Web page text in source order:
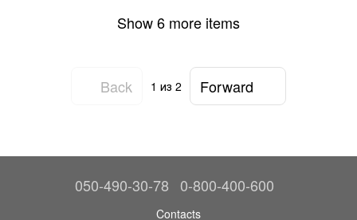
Show 6 more items
Back 1 из 2 Forward
050-490-30-78 0-800-400-600
Contacts